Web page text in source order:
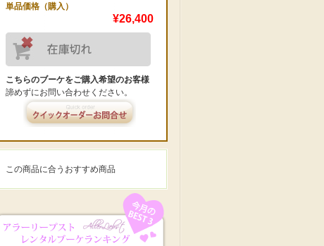
単品価格（購入）
¥26,400
こちらのブーケをご購入希望のお客様
諦めずにお問い合わせください。
この商品に合うおすすめ商品